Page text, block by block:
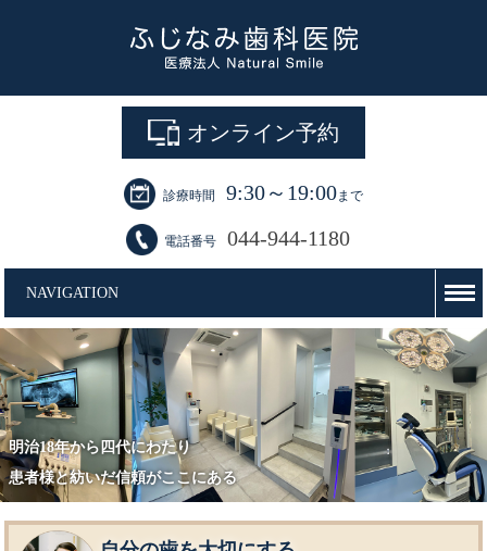
オンライン予約
診療時間 9:30～19:00まで
電話番号 044-944-1180
NAVIGATION
明治18年から四代にわたり
患者様と紡いだ信頼がここにある